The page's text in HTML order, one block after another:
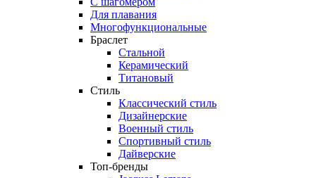
Для плавания
Многофункциональные
Браслет
Стальной
Керамический
Титановый
Стиль
Классический стиль
Дизайнерские
Военный стиль
Спортивный стиль
Дайверские
Топ-бренды